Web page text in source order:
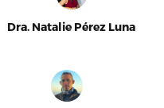
Dra. Natalie Pérez Luna